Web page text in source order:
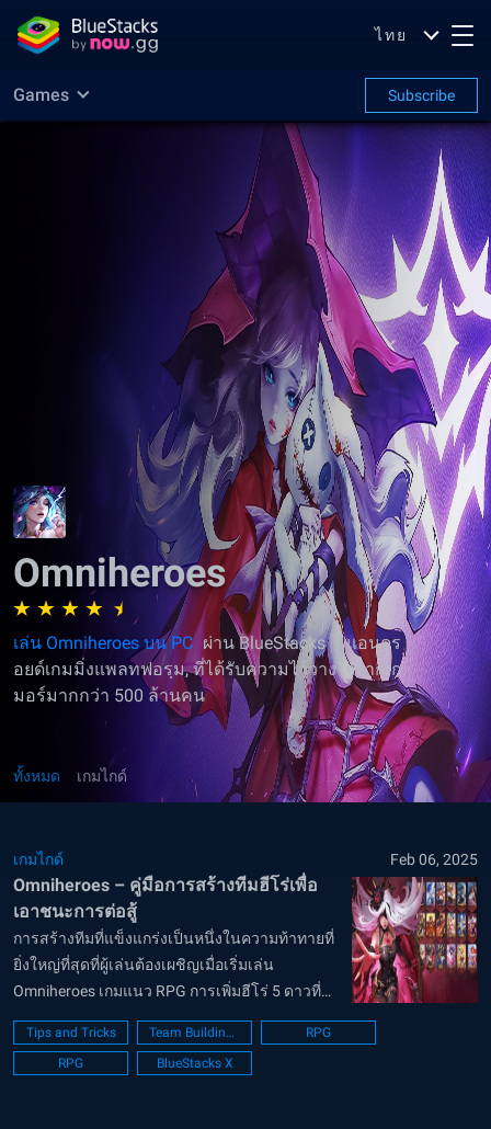
ไทย
Games Subscribe
Omniheroes
เล่น Omniheroes บน PC ผ่าน BlueStacks – แอนดร
อยด์เกมมิ่งแพลทฟอรฺม, ที่ได้รับความไว้วางใจจากเก
มอร์มากกว่า 500 ล้านคน
ทั้งหมด เกมไกด์
เกมไกด์ Feb 06, 2025
Omniheroes – คู่มือการสร้างทีมฮีโร่เพื่อ
เอาชนะการต่อสู้
การสร้างทีมที่แข็งแกร่งเป็นหนึ่งในความท้าทายที่
ยิ่งใหญ่ที่สุดที่ผู้เล่นต้องเผชิญเมื่อเริ่มเล่น
Omniheroes เกมแนว RPG การเพิ่มฮีโร่ 5 ดาวที่
สร้างความเสียหายสูงให้กับทีมของคุณเพียงอย่าง
เดียวไม่เพียงพอที่จะทำให้ได้รับชัยชนะ ทีมที่มี
ความสมดุลซึ่งรวมเอากา...
Tips and Tricks Team Building Guide
RPG
RPG
BlueStacks X